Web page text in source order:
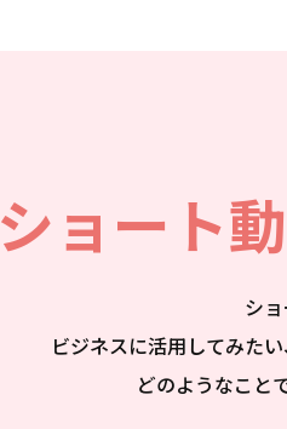
ショート
シ
ビジネスに活用してみた
どのようなこと